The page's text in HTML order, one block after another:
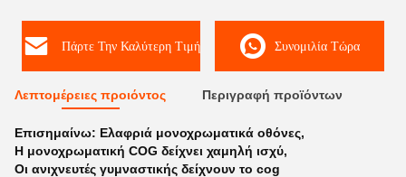
Πάρτε Την Καλύτερη Τιμή Συνομιλία Τώρα
Λεπτομέρειες προιόντος Περιγραφή προϊόντων
Επισημαίνω: Ελαφριά μονοχρωματικά οθόνες,
Η μονοχρωματική COG δείχνει χαμηλή ισχύ,
Οι ανιχνευτές γυμναστικής δείχνουν το cog